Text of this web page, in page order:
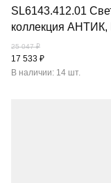
SL6143.412.01
коллекция АНТИК,
25 047 ₽
17 533 ₽
В наличии: 14 шт.